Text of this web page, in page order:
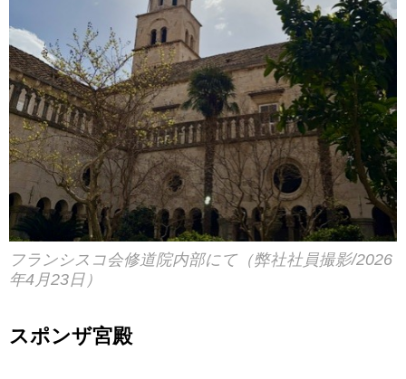
フランシスコ会修道院内部にて（弊社社員撮影/2026
年4月23日）
スポンザ宮殿